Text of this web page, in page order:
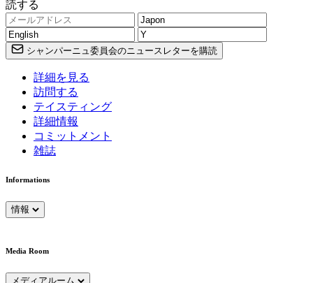
読する
シャンパーニュ委員会のニュースレターを購読
詳細を見る
訪問する
テイスティング
詳細情報
コミットメント
雑誌
Informations
情報
Media Room
メディアルーム